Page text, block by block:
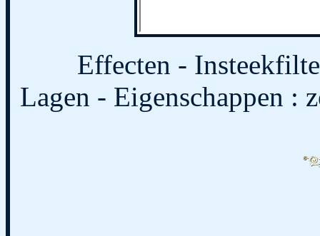
Effecten -
Lagen - Eigenschappen :